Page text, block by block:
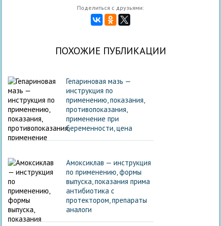
Поделиться с друзьями:
ПОХОЖИЕ ПУБЛИКАЦИИ
Гепариновая мазь —
инструкция по
применению, показания,
противопоказания,
применение при
беременности, цена
Амоксиклав — инструкция
по применению, формы
выпуска, показания прима
антибиотика с
протектором, препараты
аналоги